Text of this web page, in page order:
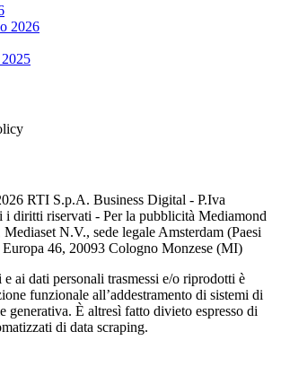
2026
RTI S.p.A. Business Digital - P.Iva
i diritti riservati - Per la pubblicità Mediamond
N.V., sede legale Amsterdam (Paesi
46, 20093 Cologno Monzese (MI)
ai dati personali trasmessi e/o riprodotti è
funzionale all’addestramento di sistemi di
generativa. È altresì fatto divieto espresso di
di data scraping.